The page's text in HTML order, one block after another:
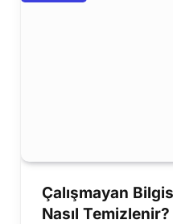
Çalışmayan
Nasıl